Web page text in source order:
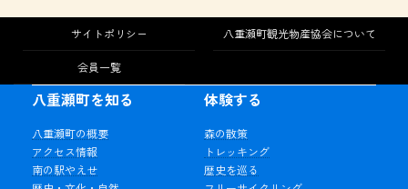
サイトポリシー 八重瀬町観光物産協会について
会員一覧
八重瀬町を知る
八重瀬町の概要
アクセス情報
南の駅やえせ
体験する
森の散策
トレッキング
歴史を巡る